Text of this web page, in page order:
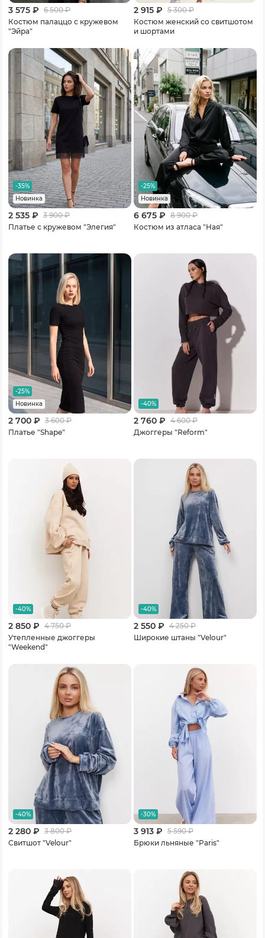
3 575 ₽ 6 500₽
Костюм палаццо с кружевом
"Эйра"
2 915 ₽ 5 300₽
Костюм женский со свитшотом
и шортами
-35%
Новинка
2 535 ₽ 3 900₽
Платье с кружевом "Элегия"
-25%
Новинка
6 675 ₽ 8 900₽
Костюм из атласа "Ная"
-25%
Новинка
2 700 ₽ 3 600₽
Платье "Shape"
-40%
2 760 ₽ 4 600₽
Джоггеры "Reform"
-40%
2 850 ₽ 4 750₽
Утепленные джоггеры
"Weekend"
-40%
2 550 ₽ 4 250₽
Широкие штаны "Velour"
-40%
2 280 ₽ 3 800₽
Свитшот "Velour"
-30%
3 913 ₽ 5 590₽
Брюки льняные "Paris"